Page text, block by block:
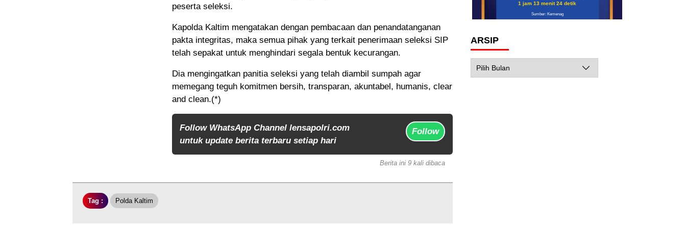
peserta seleksi.
Kapolda Kaltim mengatakan dengan pembacaan dan penandatanganan
pakta integritas, maka semua pihak yang terkait penerimaan seleksi SIP
telah sepakat untuk menghindari segala bentuk kecurangan.
Dia mengingatkan panitia seleksi yang telah diambil sumpah agar
memegang teguh komitmen bersih, transparan, akuntabel, humanis, clear
and clean.(*)
Follow WhatsApp Channel lensapolri.com
untuk update berita terbaru setiap hari
Follow
Berita ini 9 kali dibaca
Tag : Polda Kaltim
1 jam 13 menit 23 detik
Sumber: Kemenag
ARSIP